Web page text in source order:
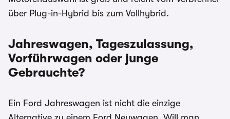
über Plug-in-Hybrid bis zum Vollhybrid.
Jahreswagen, Tageszulassung,
Vorführwagen oder junge
Gebrauchte?
Ein Ford Jahreswagen ist nicht die einzige